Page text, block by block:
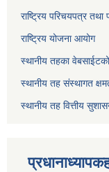
राष्ट्रिय परिचयपत्र तथा
राष्ट्रिय योजना आयोग
स्थानीय तहका
स्थानीय तह संस्थागत
स्थानीय तह वित्तीय